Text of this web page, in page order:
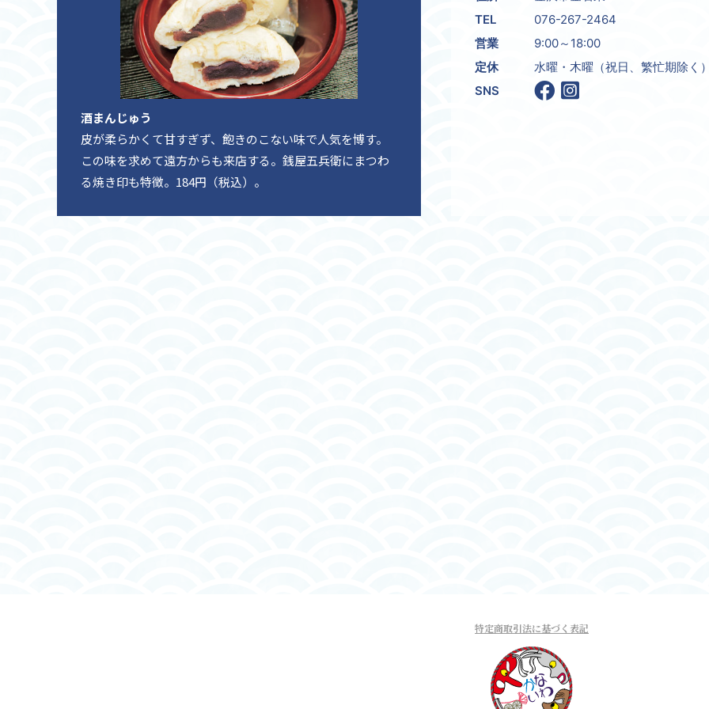
酒まんじゅう
皮が柔らかくて甘すぎず、飽きのこない味で人気を博す。
この味を求めて遠方からも来店する。銭屋五兵衛にまつわ
る焼き印も特徴。184円（税込）。
TEL
076-267-2464
営業
9:00～18:00
定休
水曜・木曜（祝日、繁忙期除く
SNS
特定商取引法に基づく表記